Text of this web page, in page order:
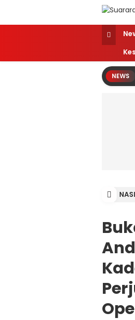
Sumber
NEWS